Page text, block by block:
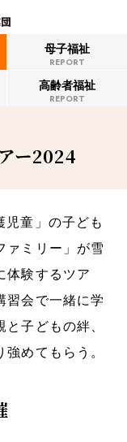
母子福祉
REPORT
高齢者福祉
REPORT
ー2024
童」の子ども
ァミリー」が雪
体験するツア
習会で一緒に学
子どもの絆、
めてもらう。